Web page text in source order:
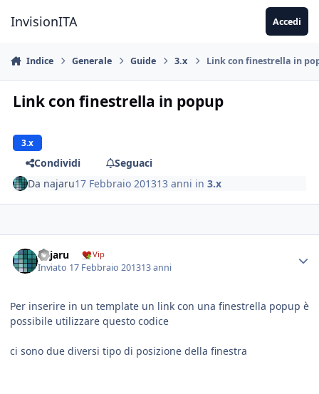
InvisionITA Accedi
Indice Generale Guide 3.x Link con finestrella in
Link con finestrella in popup
3.x
Condividi
Seguaci
Da najaru17 Febbraio 201313 anni in3.x
najaru Vip
Inviato 17 Febbraio 201313 anni
Per inserire in un template un link con una finestrella popup è
possibile utilizzare questo codice
ci sono due diversi tipo di posizione della finestra